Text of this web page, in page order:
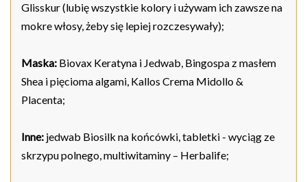
Glisskur (lubię wszystkie kolory i używam ich zawsze na
mokre włosy, żeby się lepiej rozczesywały);
Maska: Biovax Keratyna i Jedwab, Bingospa z masłem
Shea i pięcioma algami, Kallos Crema Midollo &
Placenta;
Inne: jedwab Biosilk na końcówki, tabletki - wyciąg ze
skrzypu polnego, multiwitaminy – Herbalife;